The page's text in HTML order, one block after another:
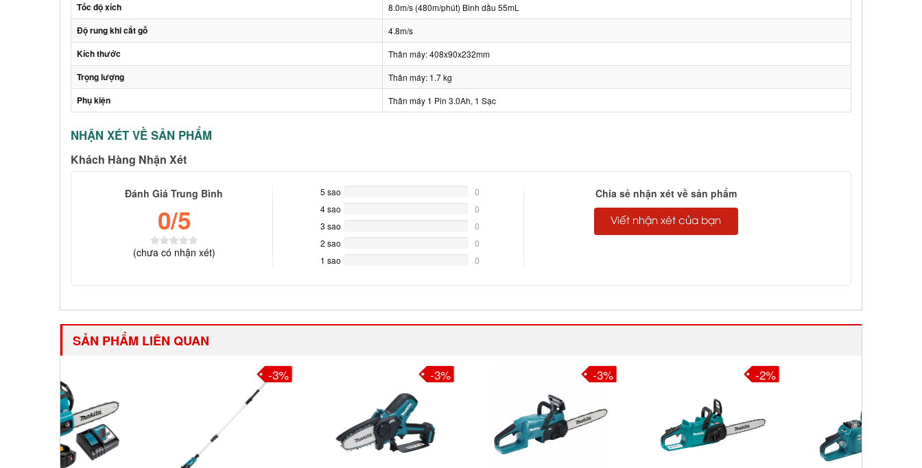
Tốc độ xích 8.0m/s (480m/phút) Bình dầu 55mL
Độ rung khi cắt gỗ 4.8m/s
Kích thước Thân máy: 408x90x232mm
Trọng lượng Thân máy: 1.7 kg
Phụ kiện Thân máy 1 Pin 3.0Ah, 1 Sạc
NHẬN XÉT VỀ SẢN PHẨM
Khách Hàng Nhận Xét
Đánh Giá Trung Bình
0/5
(chưa có nhận xét)
5 sao
Complete
0
4 sao
Complete
0
3 sao
Complete
0
2 sao
Complete
0
1 sao
0
Chia sẻ nhận xét về sản phẩm
Viết nhận xét của bạn
SẢN PHẨM LIÊN QUAN